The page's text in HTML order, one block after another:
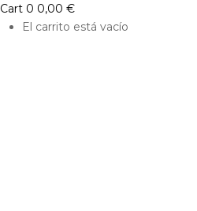
Cart 0 0,00 €
El carrito está vacío